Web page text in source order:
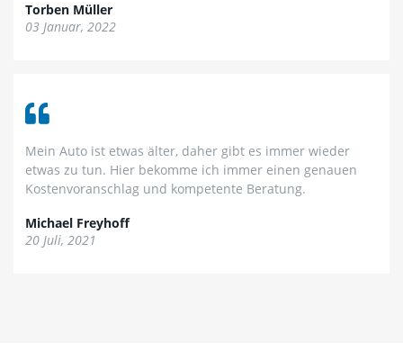
Torben Müller
03 Januar, 2022
Mein Auto ist etwas älter, daher gibt es immer wieder
etwas zu tun. Hier bekomme ich immer einen genauen
Kostenvoranschlag und kompetente Beratung.
Michael Freyhoff
20 Juli, 2021